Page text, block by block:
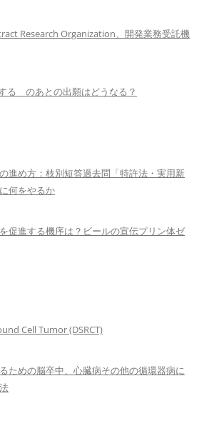
Research Organization、開発業務受託機
る のあとの出願はどうなる？
進め方：枝別短答過去問「特許法・実用新
何をやるか
促進する機序は？ビールの宣伝プリン体ゼ
Cell Tumor (DSRCT)
ための脳卒中、心臓病その他の循環器病に